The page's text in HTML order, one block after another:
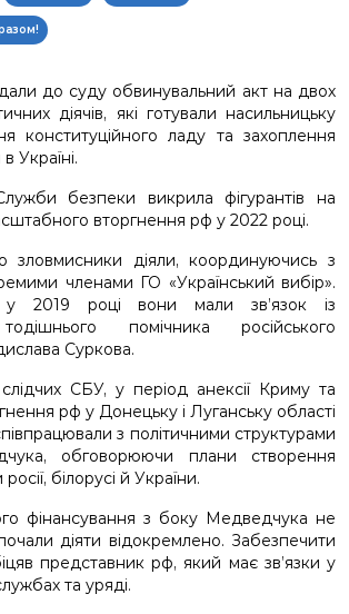
до суду обвинувальний акт на двох
діячів, які готували насильницьку
конституційного ладу та захоплення
Україні.
безпеки викрила фігурантів на
вторгнення рф у 2022 році.
зловмисники діяли, координуючись з
членами ГО «Український вибір».
2019 році вони мали зв’язок із
помічника російського
Суркова.
СБУ, у період анексії Криму та
рф у Донецьку і Луганську області
з політичними структурами
обговорюючи плани створення
білорусі й України.
фінансування з боку Медведчука не
діяти відокремлено. Забезпечити
представник рф, який має зв’язки у
та уряді.